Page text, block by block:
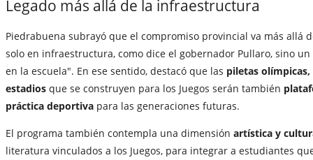
Legado más allá de la infraestructura
Piedrabuena subrayó que el compromiso provincial va más allá
solo en infraestructura, como dice el gobernador Pullaro, sino
en la escuela". En ese sentido, destacó que las piletas
estadios que se construyen para los Juegos serán también
práctica deportiva para las generaciones futuras.
El programa también contempla una dimensión artística y
literatura vinculados a los Juegos, para integrar a estudiantes